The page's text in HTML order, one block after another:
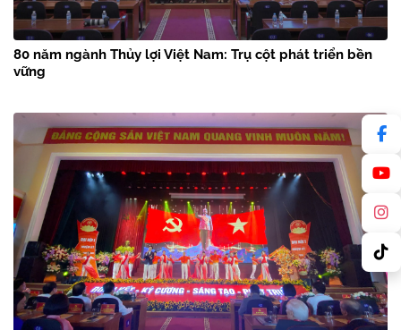
80 năm ngành Thủy lợi Việt Nam: Trụ cột phát triển bền
vững